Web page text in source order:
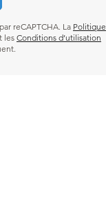
reCAPTCHA. La Politique
lesConditions d’utilisation